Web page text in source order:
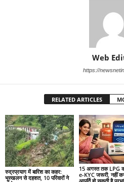
Web
https://
RELATED ARTICLES
रुद्रप्रयाग में बारिश का कहर:
भूस्खलन से दहशत, 10 परिवारों ने
15 अगस्त तक LPG
e-KYC जरूरी, नहीं